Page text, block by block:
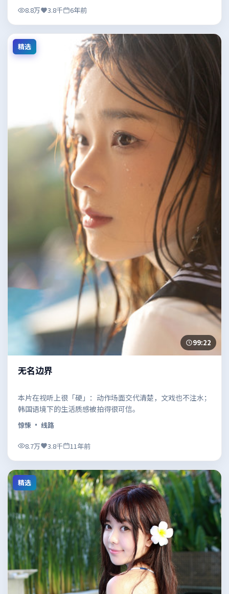
8.8万 3.8千 6年前
精选
99:22
无名边界
本片在视听上很「硬」：动作场面交代清楚，文戏也不注水；
韩国语境下的生活质感被拍得很可信。
惊悚 · 线路
8.7万 3.8千 11年前
精选